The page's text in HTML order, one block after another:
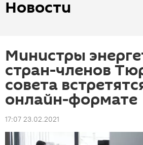
Новости
Министры
стран-членов
совета
онлайн-формате
17:07 23.02.2021